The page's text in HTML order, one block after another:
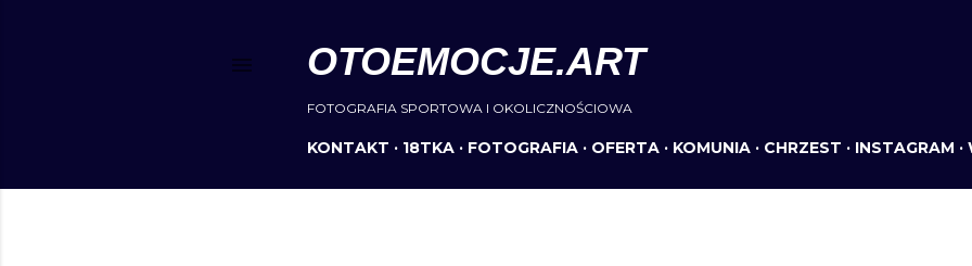
OTOEMOCJE.ART
FOTOGRAFIA SPORTOWA I OKOLICZNOŚCIOWA
KONTAKT 18TKA FOTOGRAFIA OFERTA KOMUNIA CHRZEST INSTAGRAM